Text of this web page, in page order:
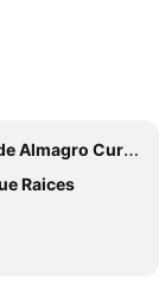
Almagro Curico
Raices